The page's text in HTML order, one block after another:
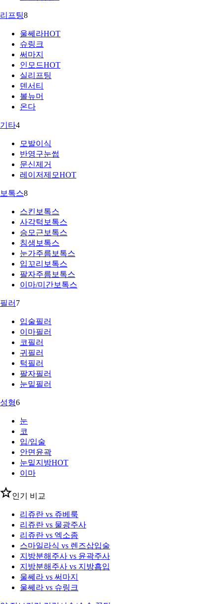
리프팅8
울쎄라HOT
슈링크
써마지
인모드HOT
실리프팅
덴서티
볼뉴머
온다
기타4
모발이식
반영구눈썹
문신제거
레이저제모HOT
보톡스8
스킨보톡스
사각턱보톡스
승모근보톡스
침샘보톡스
눈가주름보톡스
입꼬리보톡스
팔자주름보톡스
이마/미간보톡스
필러 7
입술필러
이마필러
코필러
귀필러
턱필러
팔자필러
눈밑필러
성형6
눈
코
입/입술
안면윤곽
눈밑지방HOT
이마
인기 비교
리쥬란 vs 쥬베룩
리쥬란 vs 물광주사
리쥬란 vs 엑소좀
스마일라식 vs 렌즈삽입술
지방분해주사 vs 윤곽주사
지방분해주사 vs 지방흡입
울쎄라 vs 써마지
울쎄라 vs 슈링크